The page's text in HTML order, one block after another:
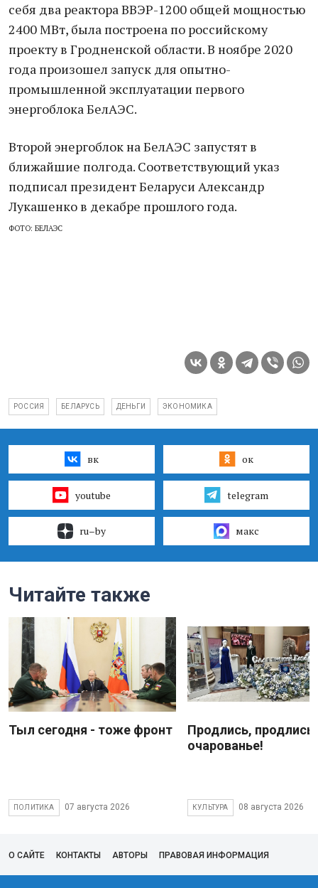
себя два реактора ВВЭР-1200 общей мощностью
2400 МВт, была построена по российскому
проекту в Гродненской области. В ноябре 2020
года произошел запуск для опытно-
промышленной эксплуатации первого
энергоблока БелАЭС.
Второй энергоблок на БелАЭС запустят в
ближайшие полгода. Соответствующий указ
подписал президент Беларуси Александр
Лукашенко в декабре прошлого года.
ФОТО: БЕЛАЭС
РОССИЯ БЕЛАРУСЬ ДЕНЬГИ ЭКОНОМИКА
вк ок
youtube telegram
ru–by макс
Читайте также
Тыл сегодня - тоже фронт
ПОЛИТИКА 07 августа 2026
Продлись, продлись
очарованье!
КУЛЬТУРА 08 августа 2026
О САЙТЕ КОНТАКТЫ АВТОРЫ ПРАВОВАЯ ИНФОРМАЦИЯ